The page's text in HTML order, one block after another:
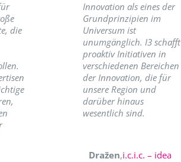
die
Innovation als eines der
Grundprinzipien im
Universum ist
unumgänglich. I3 schafft
proaktiv Initiativen in
verschiedenen Bereichen
der Innovation, die für
unsere Region und
darüber hinaus
wesentlich sind.
Dražen,i.c.i.c. – idea